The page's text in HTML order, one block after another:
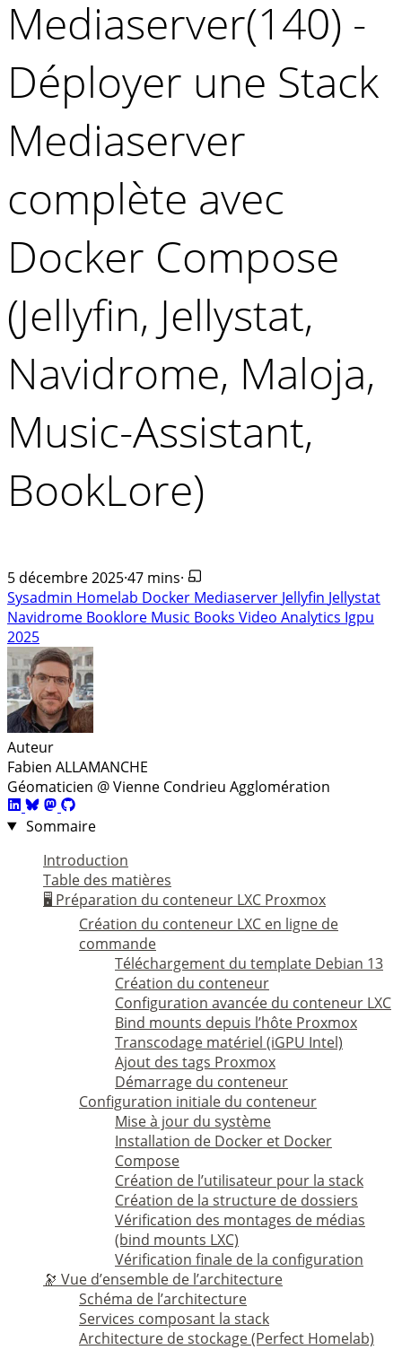
Mediaserver(140) -
Déployer une Stack
Mediaserver
complète avec
Docker Compose
(Jellyfin, Jellystat,
Navidrome, Maloja,
Music-Assistant,
BookLore)
5 décembre 2025·47 mins·
Sysadmin Homelab Docker Mediaserver Jellyfin Jellystat
Navidrome Booklore Music Books Video Analytics Igpu
2025
Auteur
Fabien ALLAMANCHE
Géomaticien @ Vienne Condrieu Agglomération
Sommaire
Introduction
Table des matières
🖥️ Préparation du conteneur LXC Proxmox
Création du conteneur LXC en ligne de
commande
Téléchargement du template Debian 13
Création du conteneur
Configuration avancée du conteneur LXC
Bind mounts depuis l’hôte Proxmox
Transcodage matériel (iGPU Intel)
Ajout des tags Proxmox
Démarrage du conteneur
Configuration initiale du conteneur
Mise à jour du système
Installation de Docker et Docker
Compose
Création de l’utilisateur pour la stack
Création de la structure de dossiers
Vérification des montages de médias
(bind mounts LXC)
Vérification finale de la configuration
🔭 Vue d’ensemble de l’architecture
Schéma de l’architecture
Services composant la stack
Architecture de stockage (Perfect Homelab)